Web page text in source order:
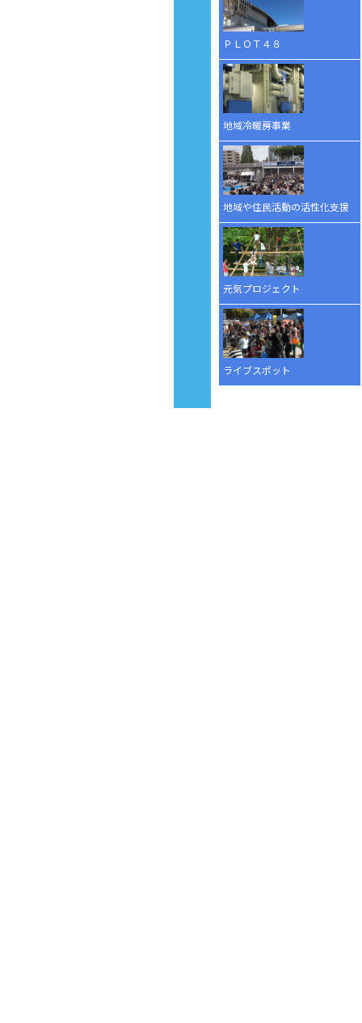
ＰＬＯＴ４８
地域冷暖房事業
地域や住民活動の活性化支援
元気プロジェクト
ライブスポット